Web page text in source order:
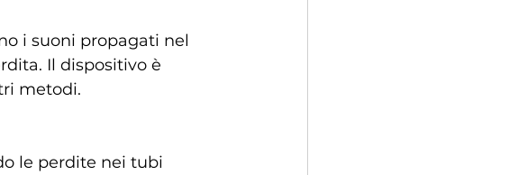
i suoni propagati nel
Il dispositivo è
metodi.
le perdite nei tubi